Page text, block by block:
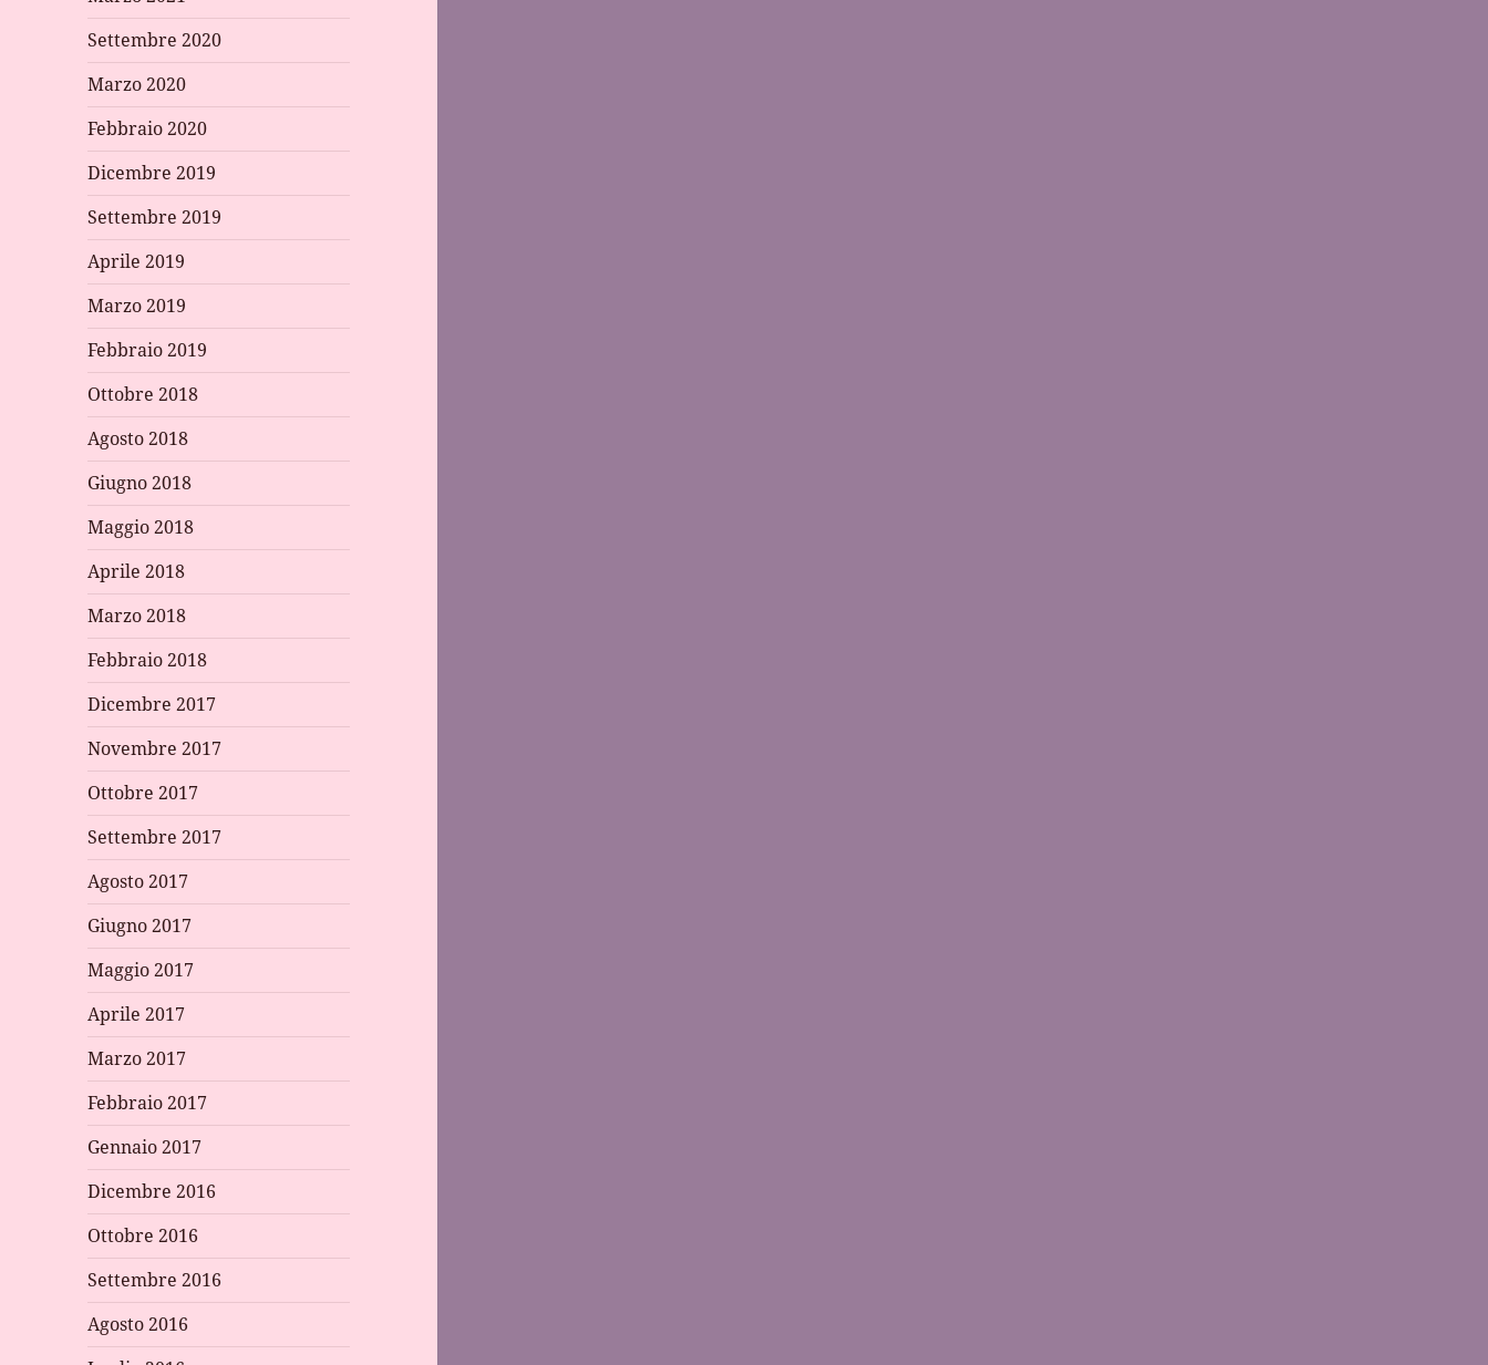
Settembre 2020
Marzo 2020
Febbraio 2020
Dicembre 2019
Settembre 2019
Aprile 2019
Marzo 2019
Febbraio 2019
Ottobre 2018
Agosto 2018
Giugno 2018
Maggio 2018
Aprile 2018
Marzo 2018
Febbraio 2018
Dicembre 2017
Novembre 2017
Ottobre 2017
Settembre 2017
Agosto 2017
Giugno 2017
Maggio 2017
Aprile 2017
Marzo 2017
Febbraio 2017
Gennaio 2017
Dicembre 2016
Ottobre 2016
Settembre 2016
Agosto 2016